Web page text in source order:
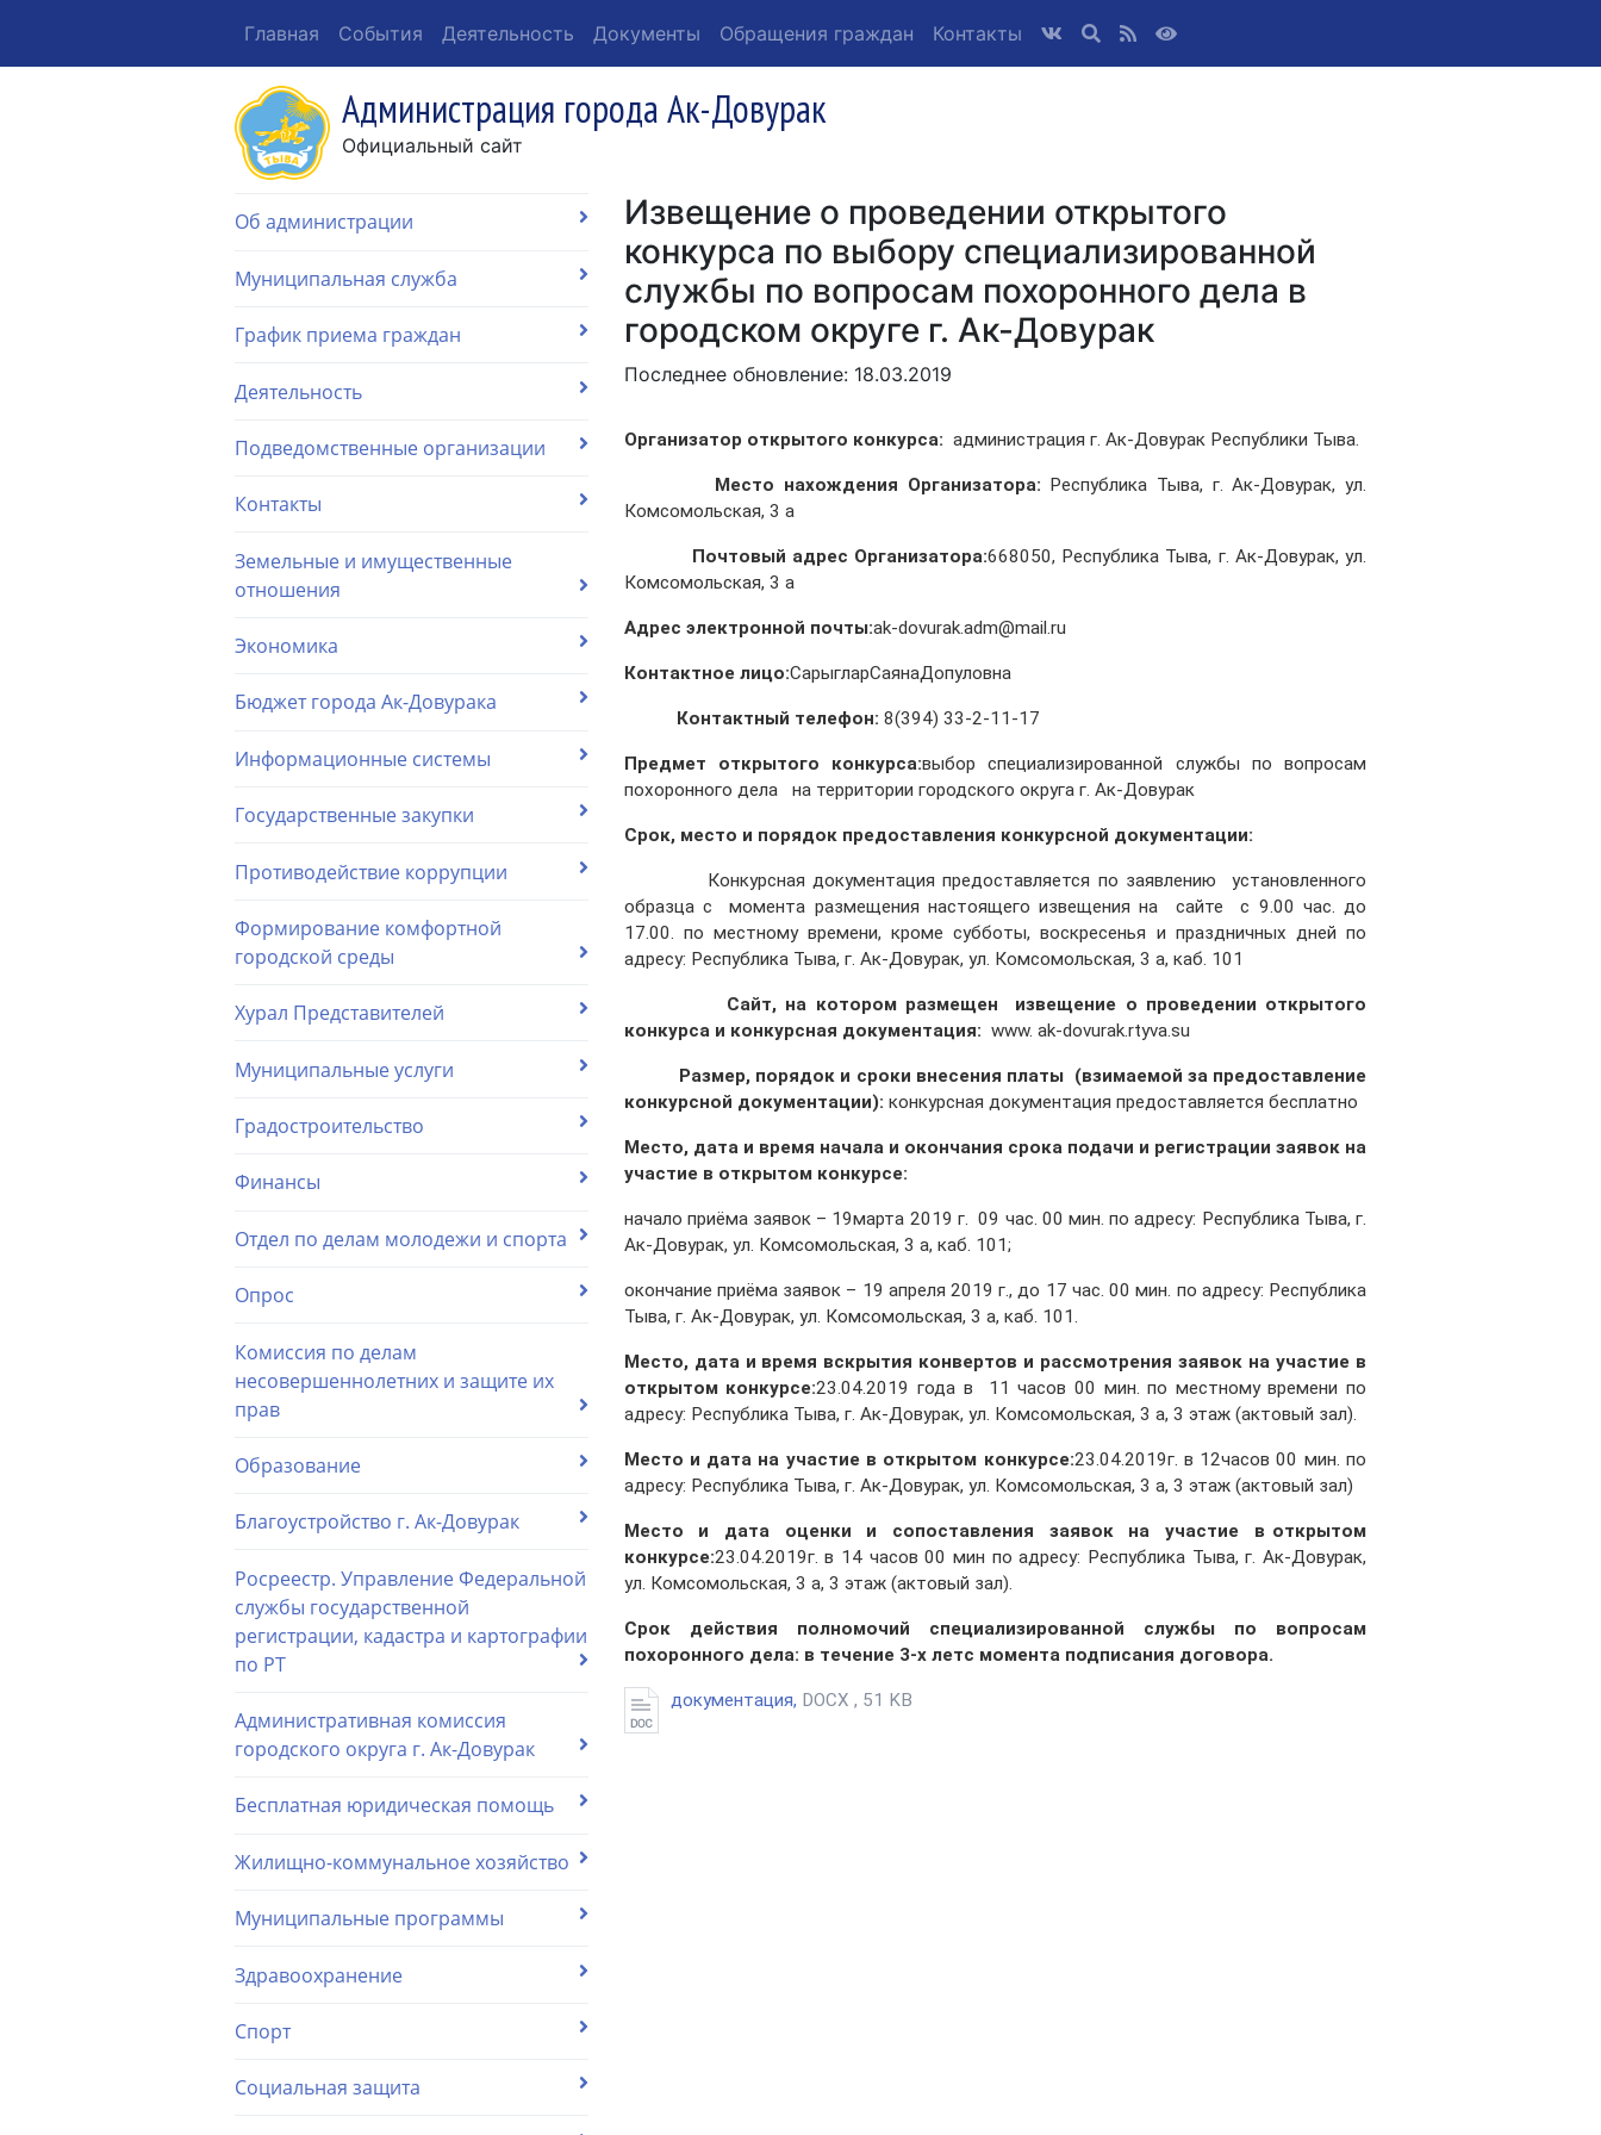
Главная События Деятельность Документы Обращения граждан Контакты
Администрация города Ак-Довурак
Официальный сайт
Об администрации
Муниципальная служба
График приема граждан
Деятельность
Подведомственные организации
Контакты
Земельные и имущественные
отношения
Экономика
Бюджет города Ак-Довурака
Информационные системы
Государственные закупки
Противодействие коррупции
Формирование комфортной
городской среды
Хурал Представителей
Муниципальные услуги
Градостроительство
Финансы
Отдел по делам молодежи и спорта
Опрос
Комиссия по делам
несовершеннолетних и защите их
прав
Образование
Благоустройство г. Ак-Довурак
Росреестр. Управление Федеральной
службы государственной
регистрации, кадастра и картографии
по РТ
Административная комиссия
городского округа г. Ак-Довурак
Бесплатная юридическая помощь
Жилищно-коммунальное хозяйство
Муниципальные программы
Здравоохранение
Спорт
Социальная защита
Извещение о проведении открытого
конкурса по выбору специализированной
службы по вопросам похоронного дела в
городском округе г. Ак-Довурак
Последнее обновление: 18.03.2019
Организатор открытого конкурса: администрация г. Ак-Довурак Республики Тыва.
Место нахождения Организатора: Республика Тыва, г. Ак-Довурак, ул.
Комсомольская, 3 а
Почтовый адрес Организатора:668050, Республика Тыва, г. Ак-Довурак, ул.
Комсомольская, 3 а
Адрес электронной почты:ak-dovurak.adm@mail.ru
Контактное лицо:СарыгларСаянаДопуловна
Контактный телефон: 8(394) 33-2-11-17
Предмет открытого конкурса:выбор специализированной службы по вопросам
похоронного дела на территории городского округа г. Ак-Довурак
Срок, место и порядок предоставления конкурсной документации:
Конкурсная документация предоставляется по заявлению установленного
образца с момента размещения настоящего извещения на сайте с 9.00 час. до
17.00. по местному времени, кроме субботы, воскресенья и праздничных дней по
адресу: Республика Тыва, г. Ак-Довурак, ул. Комсомольская, 3 а, каб. 101
Сайт, на котором размещен извещение о проведении открытого
конкурса и конкурсная документация: www. ak-dovurak.rtyva.su
Размер, порядок и сроки внесения платы (взимаемой за предоставление
конкурсной документации): конкурсная документация предоставляется бесплатно
Место, дата и время начала и окончания срока подачи и регистрации заявок на
участие в открытом конкурсе:
начало приёма заявок – 19марта 2019 г. 09 час. 00 мин. по адресу: Республика Тыва, г.
Ак-Довурак, ул. Комсомольская, 3 а, каб. 101;
окончание приёма заявок – 19 апреля 2019 г., до 17 час. 00 мин. по адресу: Республика
Тыва, г. Ак-Довурак, ул. Комсомольская, 3 а, каб. 101.
Место, дата и время вскрытия конвертов и рассмотрения заявок на участие в
открытом конкурсе:23.04.2019 года в 11 часов 00 мин. по местному времени по
адресу: Республика Тыва, г. Ак-Довурак, ул. Комсомольская, 3 а, 3 этаж (актовый зал).
Место и дата на участие в открытом конкурсе:23.04.2019г. в 12часов 00 мин. по
адресу: Республика Тыва, г. Ак-Довурак, ул. Комсомольская, 3 а, 3 этаж (актовый зал)
Место и дата оценки и сопоставления заявок на участие в открытом
конкурсе:23.04.2019г. в 14 часов 00 мин по адресу: Республика Тыва, г. Ак-Довурак,
ул. Комсомольская, 3 а, 3 этаж (актовый зал).
Срок действия полномочий специализированной службы по вопросам
похоронного дела: в течение 3-х летс момента подписания договора.
документация, DOCX , 51 KB